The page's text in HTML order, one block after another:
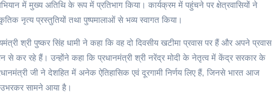
में मुख्य अतिथि के रूप में प्रतिभाग किया। कार्यक्रम में पहुंचने पर क्षेत्रवासियों ने
नृत्य प्रस्तुतियों तथा पुष्पमालाओं से भव्य स्वागत किया।
श्री पुष्कर सिंह धामी ने कहा कि वह दो दिवसीय खटीमा प्रवास पर हैं और अपने प्रवास
से कर रहे हैं। उन्होंने कहा कि प्रधानमंत्री श्री नरेंद्र मोदी के नेतृत्व में केंद्र सरकार के
जी ने देशहित में अनेक ऐतिहासिक एवं दूरगामी निर्णय लिए हैं, जिनसे भारत आज
सामने आया है।